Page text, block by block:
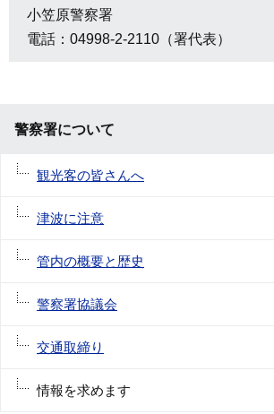
小笠原警察署
電話：04998-2-2110（署代表）
警察署について
観光客の皆さんへ
津波に注意
管内の概要と歴史
警察署協議会
交通取締り
情報を求めます